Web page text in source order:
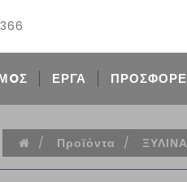
ΕΡΓΑ
/ Προϊόντα /